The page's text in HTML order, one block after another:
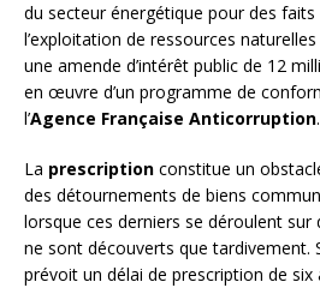
du secteur énergétique pour des
l’exploitation de ressources
une amende d’intérêt public de 12
en œuvre d’un programme de
l’Agence Française Anticorruption.
La prescription constitue un
des détournements de biens
lorsque ces derniers se déroulent sur
ne sont découverts que tardivement.
prévoit un délai de prescription de six